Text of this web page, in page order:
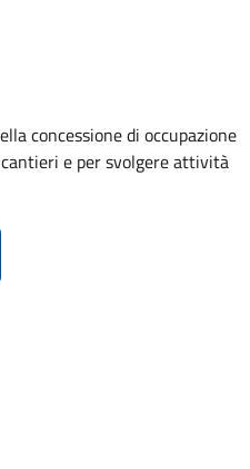
concessione di occupazione
e per svolgere attività